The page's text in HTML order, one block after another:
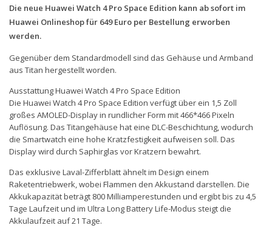
Flatrate-Prepaidtarife
Mobilfunk-Vergleichsrechner
Flatrate-Datentarife
Die neue Huawei Watch 4 Pro Space Edition kann ab sofort im
Huawei Onlineshop für 649 Euro per Bestellung erworben
werden.
Gegenüber dem Standardmodell sind das Gehäuse und Armband
aus Titan hergestellt worden.
Ausstattung Huawei Watch 4 Pro Space Edition
Die Huawei Watch 4 Pro Space Edition verfügt über ein 1,5 Zoll
großes AMOLED-Display in rundlicher Form mit 466*466 Pixeln
Auflösung. Das Titangehäuse hat eine DLC-Beschichtung, wodurch
die Smartwatch eine hohe Kratzfestigkeit aufweisen soll. Das
Display wird durch Saphirglas vor Kratzern bewahrt.
Das exklusive Laval-Zifferblatt ähnelt im Design einem
Raketentriebwerk, wobei Flammen den Akkustand darstellen. Die
Akkukapazität beträgt 800 Milliamperestunden und ergibt bis zu 4,5
Tage Laufzeit und im Ultra Long Battery Life-Modus steigt die
Akkulaufzeit auf 21 Tage.